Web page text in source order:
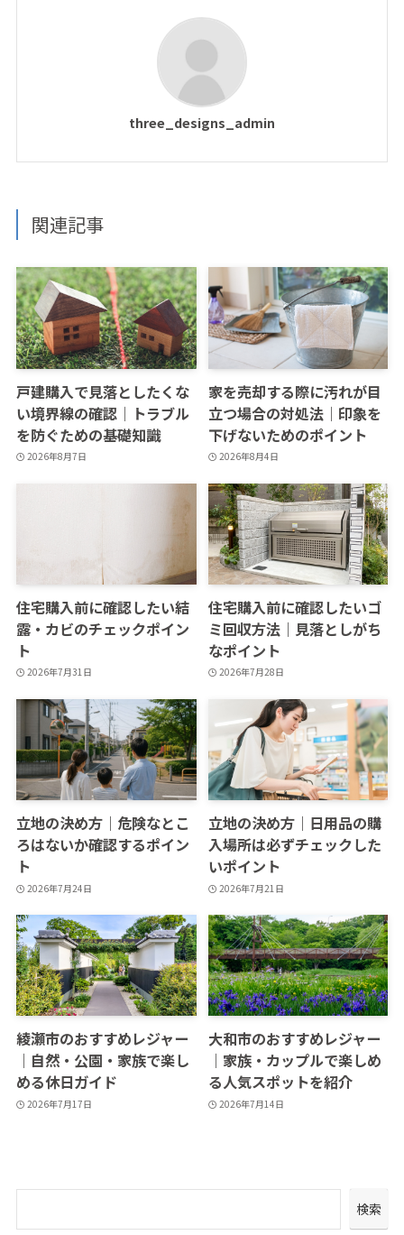
three_designs_admin
関連記事
戸建購入で見落としたくな
い境界線の確認｜トラブル
を防ぐための基礎知識
2026年8月7日
家を売却する際に汚れが目
立つ場合の対処法｜印象を
下げないためのポイント
2026年8月4日
住宅購入前に確認したい結
露・カビのチェックポイン
ト
2026年7月31日
住宅購入前に確認したいゴ
ミ回収方法｜見落としがち
なポイント
2026年7月28日
立地の決め方｜危険なとこ
ろはないか確認するポイン
ト
2026年7月24日
立地の決め方｜日用品の購
入場所は必ずチェックした
いポイント
2026年7月21日
綾瀬市のおすすめレジャー
｜自然・公園・家族で楽し
める休日ガイド
2026年7月17日
大和市のおすすめレジャー
｜家族・カップルで楽しめ
る人気スポットを紹介
2026年7月14日
検索